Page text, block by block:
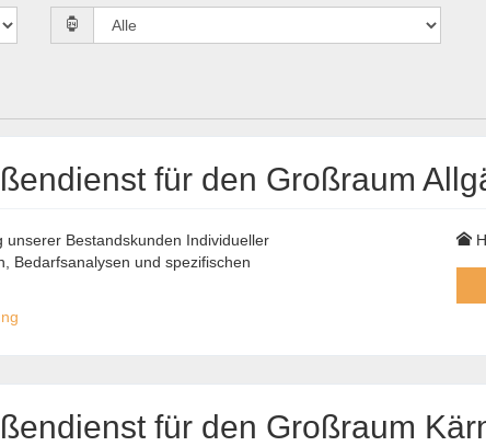
für den Großraum
Bestandskunden Individueller
Bedarfsanalysen und spezifischen
für den Großraum